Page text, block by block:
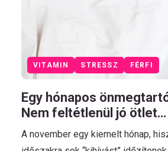
VITAMIN STRESSZ FÉRFI
Egy hónapos
Nem feltétlenül jó ötlet…
A november egy kiemelt hónap,